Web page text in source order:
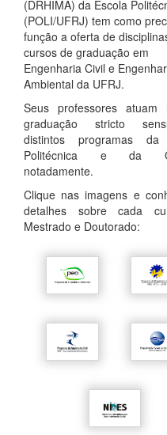
(DRHIMA) da Escola
(POLI/UFRJ) tem como
função a oferta de
cursos de graduação em
Engenharia Civil e
Ambiental da UFRJ.
Seus professores atuam
graduação stricto
distintos programas da
Politécnica e da
notadamente.
Clique nas imagens e
detalhes sobre cada
Mestrado e Doutorado: